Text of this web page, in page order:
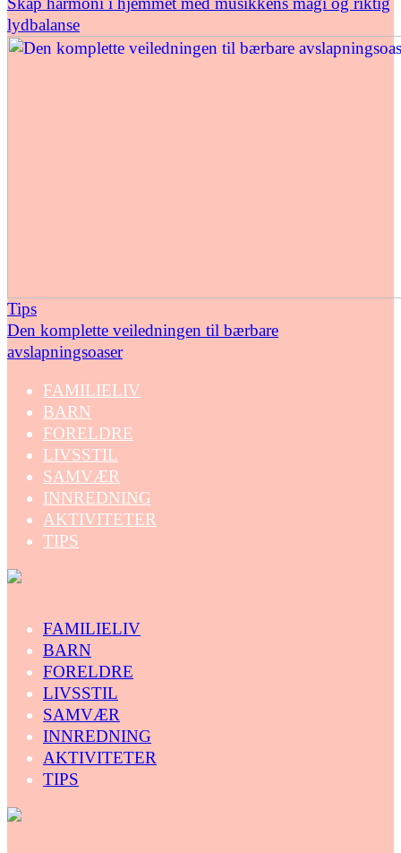
lydbalanse
Tips
Den komplette veiledningen til bærbare
avslapningsoaser
FAMILIELIV
BARN
FORELDRE
LIVSSTIL
SAMVÆR
INNREDNING
AKTIVITETER
TIPS
FAMILIELIV
BARN
FORELDRE
LIVSSTIL
SAMVÆR
INNREDNING
AKTIVITETER
TIPS